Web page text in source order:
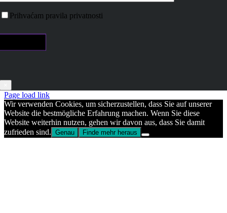
Prihvaćam pravila privatnosti
Page load link
Wir verwenden Cookies, um sicherzustellen, dass Sie auf unserer
Website die bestmögliche Erfahrung machen. Wenn Sie diese
Website weiterhin nutzen, gehen wir davon aus, dass Sie damit
zufrieden sind. Genau Finde mehr heraus